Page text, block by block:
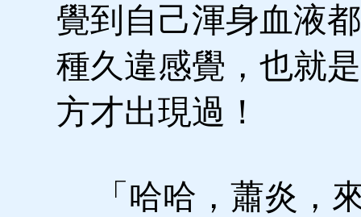
覺到自己渾身血液
種久違感覺，也就
方才出現過！
「哈哈，蕭炎，